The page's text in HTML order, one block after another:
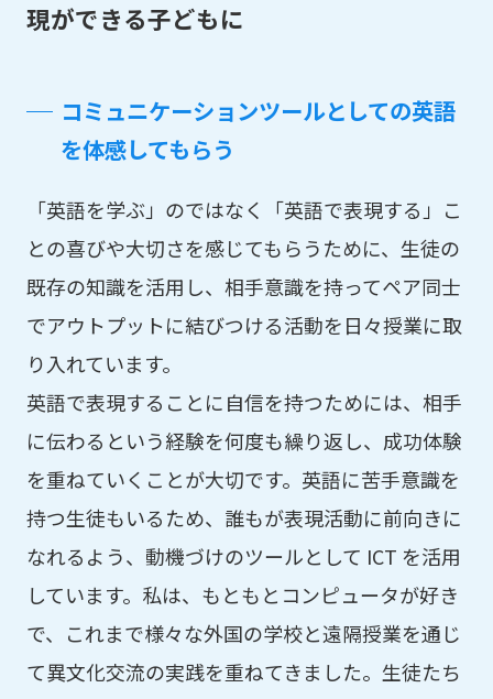
現ができる子どもに
コミュニケーションツールとしての英語
を体感してもらう
「英語を学ぶ」のではなく「英語で表現する」こ
との喜びや大切さを感じてもらうために、生徒の
既存の知識を活用し、相手意識を持ってペア同士
でアウトプットに結びつける活動を日々授業に取
り入れています。
英語で表現することに自信を持つためには、相手
に伝わるという経験を何度も繰り返し、成功体験
を重ねていくことが大切です。英語に苦手意識を
持つ生徒もいるため、誰もが表現活動に前向きに
なれるよう、動機づけのツールとして ICT を活用
しています。私は、もともとコンピュータが好き
で、これまで様々な外国の学校と遠隔授業を通じ
て異文化交流の実践を重ねてきました。生徒たち